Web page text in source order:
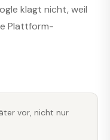
klagt nicht, weil
Plattform-
vor, nicht nur